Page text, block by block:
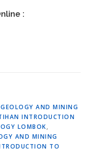
:
AND MINING
INTRODUCTION
LOMBOK,
AND MINING
TO